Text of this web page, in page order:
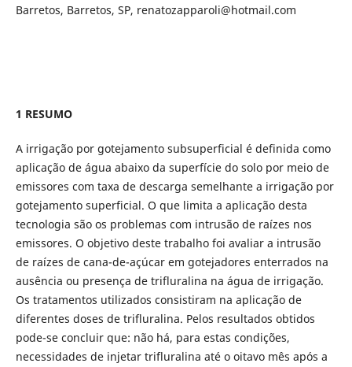
Barretos, Barretos, SP, renatozapparoli@hotmail.com
1 RESUMO
A irrigação por gotejamento subsuperficial é definida como
aplicação de água abaixo da superfície do solo por meio de
emissores com taxa de descarga semelhante a irrigação por
gotejamento superficial. O que limita a aplicação desta
tecnologia são os problemas com intrusão de raízes nos
emissores. O objetivo deste trabalho foi avaliar a intrusão
de raízes de cana-de-açúcar em gotejadores enterrados na
ausência ou presença de trifluralina na água de irrigação.
Os tratamentos utilizados consistiram na aplicação de
diferentes doses de trifluralina. Pelos resultados obtidos
pode-se concluir que: não há, para estas condições,
necessidades de injetar trifluralina até o oitavo mês após a